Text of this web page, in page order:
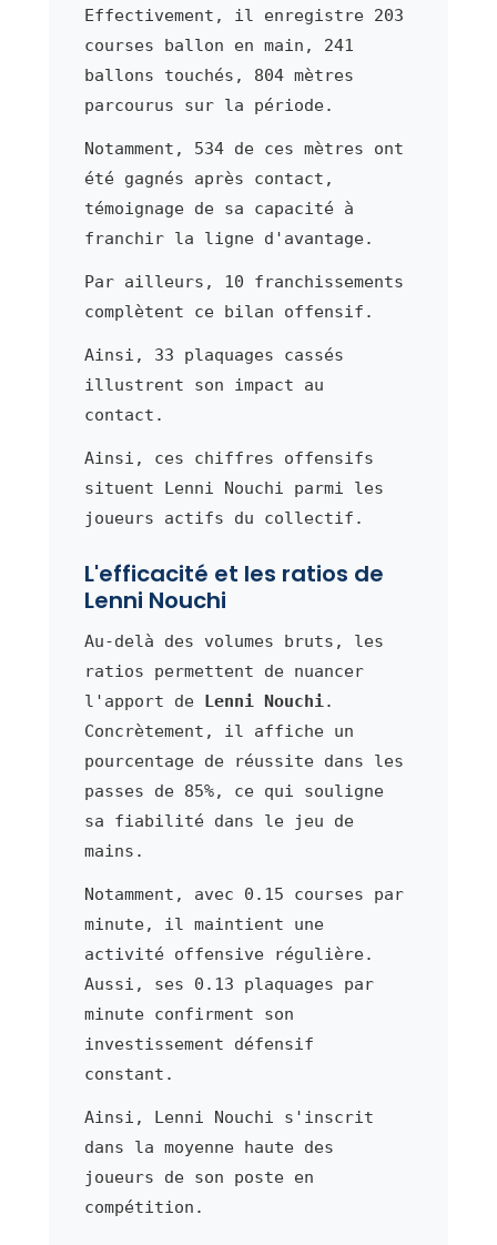
Effectivement, il enregistre 203
courses ballon en main, 241
ballons touchés, 804 mètres
parcourus sur la période.
Notamment, 534 de ces mètres ont
été gagnés après contact,
témoignage de sa capacité à
franchir la ligne d'avantage.
Par ailleurs, 10 franchissements
complètent ce bilan offensif.
Ainsi, 33 plaquages cassés
illustrent son impact au
contact.
Ainsi, ces chiffres offensifs
situent Lenni Nouchi parmi les
joueurs actifs du collectif.
L'efficacité et les ratios de
Lenni Nouchi
Au-delà des volumes bruts, les
ratios permettent de nuancer
l'apport de Lenni Nouchi.
Concrètement, il affiche un
pourcentage de réussite dans les
passes de 85%, ce qui souligne
sa fiabilité dans le jeu de
mains.
Notamment, avec 0.15 courses par
minute, il maintient une
activité offensive régulière.
Aussi, ses 0.13 plaquages par
minute confirment son
investissement défensif
constant.
Ainsi, Lenni Nouchi s'inscrit
dans la moyenne haute des
joueurs de son poste en
compétition.